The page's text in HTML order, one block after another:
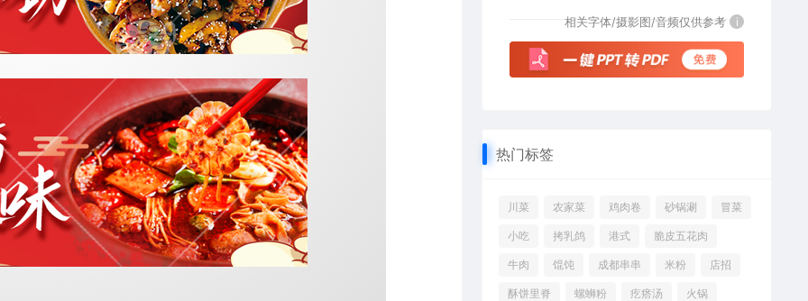
相关字体/摄影图/音频仅供参考 i
热门标签
川菜 农家菜 鸡肉卷 砂锅涮 冒菜
小吃 拷乳鸽 港式 脆皮五花肉
牛肉 馄饨 成都串串 米粉 店招
酥饼里脊 螺蛳粉 疙瘩汤 火锅